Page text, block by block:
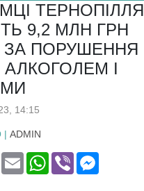
ТЕРНОПІЛЛЯ
9,2 МЛН ГРН
ЗА ПОРУШЕННЯ
АЛКОГОЛЕМ І
14:15
| ADMIN
TwitterEmail WhatsApp
Viber